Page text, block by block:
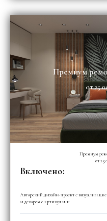
Премиум
от 25
Премиум
от 25
Включено:
Авторский дизайн-проект с
и декором с артикулами.